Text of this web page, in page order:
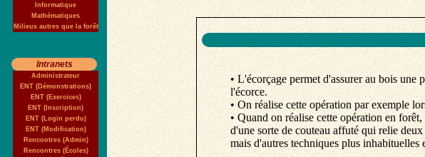
Informatique
Mathématiques
Milieux autres que la forêt
Intranets
Administrateur
ENT (Démonstrations)
ENT (Exercices)
ENT (Inscription)
ENT (Login perdu)
ENT (Modification)
Rencontres (Admin)
Rencontres (Écoles)
• L'écorçage permet d'assurer au bois une
l'écorce.
• On réalise cette opération par exemple
• Quand on réalise cette opération en
d'une sorte de couteau affuté qui relie
mais d'autres techniques plus